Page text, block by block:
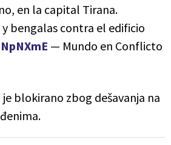
en la capital Tirana.
bengalas contra el edificio
— Mundo en Conflicto
blokirano zbog dešavanja na